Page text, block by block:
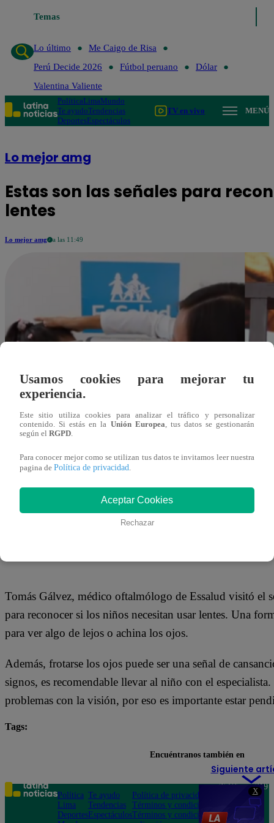
X
Temas
Lo último
Me Caigo de Risa
Perú Decide 2026
Fútbol peruano
Dólar
Valentina Valiente
PolíticaLimaMundo
Te ayudoTendencias
DeportesEspectáculos
TV en vivo MENÚ
Lo mejor amg
Estas son las señales para
lentes
Lo mejor amg a las 11:49
Tomás Gálvez, médico oftalmólogo de Essalud visitó el
para reconocer si los niños necesitan usar lentes. Una
para ver algo de lejos o achina los ojos.
Además, frotarse los ojos puede ser una señal de
signos, es recomendable llevar al niño con el
problemas con la visión, por eso es importante estar
Tags:
Siguiente
Usamos cookies para mejorar tu
experiencia.
Este sitio utiliza cookies para analizar el tráfico y personalizar
contenido. Si estás en la Unión Europea, tus datos se gestionarán
según el RGPD.
Para conocer mejor como se utilizan tus datos te invitamos leer nuestra
pagina de Política de privacidad.
Aceptar Cookies
Rechazar
Encuéntranos también en
Política
Lima
Deportes
Te ayudo
Tendencias
Espectáculos
Política de privacidad
Términos y condiciones
Términos y condiciones
Teléfono: 219
Av. San
Felipe 968